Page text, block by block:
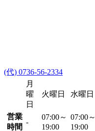
(代) 0736-56-2334
月
曜
日
火曜日 水曜日
営業
時間
-
07:00～
19:00
07:00～
19:00